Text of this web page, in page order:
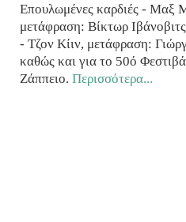
Επουλωμένες καρδιές - Μαξ
μετάφραση: Βίκτωρ
- Τζον Κίιν, μετάφραση:
καθώς και για το 50ό
Ζάππειο. Περισσότερα...